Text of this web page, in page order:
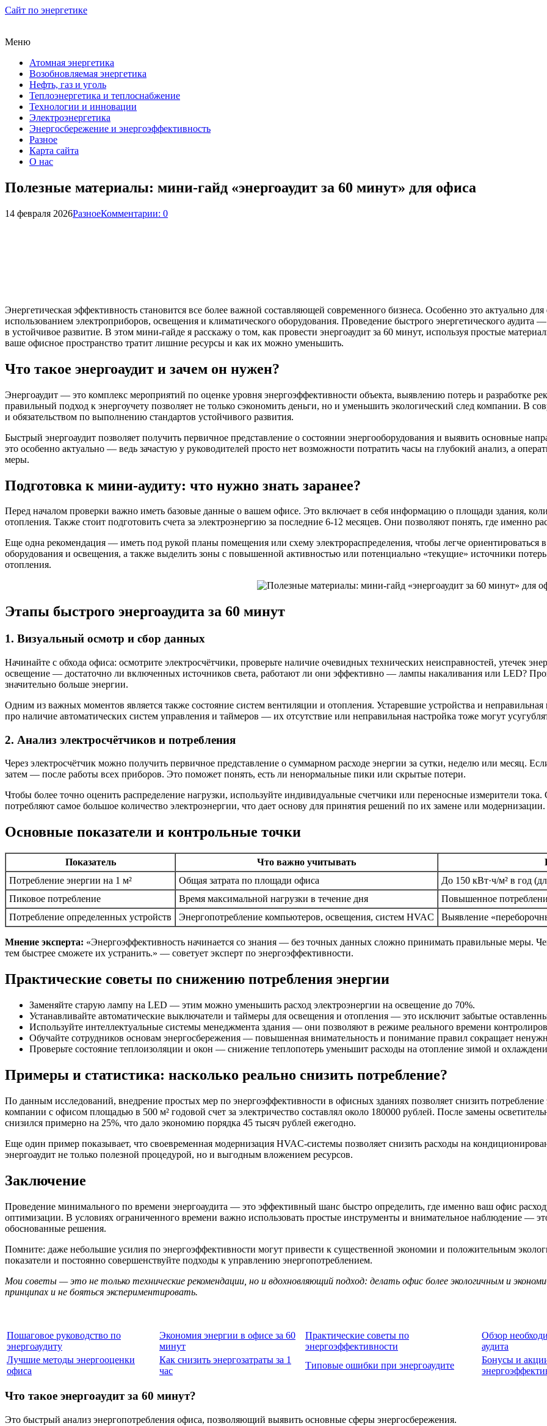
Сайт по энергетике
Меню
Атомная энергетика
Возобновляемая энергетика
Нефть, газ и уголь
Теплоэнергетика и теплоснабжение
Технологии и инновации
Электроэнергетика
Энергосбережение и энергоэффективность
Разное
Карта сайта
О нас
Полезные материалы: мини-гайд «энергоаудит за 60 минут» для офиса
14 февраля 2026РазноеКомментарии: 0
Энергетическая эффективность становится все более важной составляющей современного бизнеса. Особенно это актуально
использованием электроприборов, освещения и климатического оборудования. Проведение быстрого энергетического аудита
в устойчивое развитие. В этом мини-гайде я расскажу о том, как провести энергоаудит за 60 минут, используя простые
ваше офисное пространство тратит лишние ресурсы и как их можно уменьшить.
Что такое энергоаудит и зачем он нужен?
Энергоаудит — это комплекс мероприятий по оценке уровня энергоэффективности объекта, выявлению потерь и
правильный подход к энергоучету позволяет не только сэкономить деньги, но и уменьшить экологический след компании. В
и обязательством по выполнению стандартов устойчивого развития.
Быстрый энергоаудит позволяет получить первичное представление о состоянии энергооборудования и выявить основные
это особенно актуально — ведь зачастую у руководителей просто нет возможности потратить часы на глубокий анализ, а
меры.
Подготовка к мини-аудиту: что нужно знать заранее?
Перед началом проверки важно иметь базовые данные о вашем офисе. Это включает в себя информацию о площади здания,
отопления. Также стоит подготовить счета за электроэнергию за последние 6-12 месяцев. Они позволяют понять, где именно
Еще одна рекомендация — иметь под рукой планы помещения или схему электрораспределения, чтобы легче ориентироваться
оборудования и освещения, а также выделить зоны с повышенной активностью или потенциально «текущие» источники
отопления.
Этапы быстрого энергоаудита за 60 минут
1. Визуальный осмотр и сбор данных
Начинайте с обхода офиса: осмотрите электросчётчики, проверьте наличие очевидных технических неисправностей, утечек
освещение — достаточно ли включенных источников света, работают ли они эффективно — лампы накаливания или LED?
значительно больше энергии.
Одним из важных моментов является также состояние систем вентиляции и отопления. Устаревшие устройства и
про наличие автоматических систем управления и таймеров — их отсутствие или неправильная настройка тоже могут
2. Анализ электросчётчиков и потребления
Через электросчётчик можно получить первичное представление о суммарном расходе энергии за сутки, неделю или месяц.
затем — после работы всех приборов. Это поможет понять, есть ли ненормальные пики или скрытые потери.
Чтобы более точно оценить распределение нагрузки, используйте индивидуальные счетчики или переносные измерители
потребляют самое большое количество электроэнергии, что дает основу для принятия решений по их замене или модернизации.
Основные показатели и контрольные точки
Показатель Что важно учитывать
Потребление энергии на 1 м²
Общая затрата по площади офиса
До 150 кВт·ч/м² в год
Пиковое потребление
Время максимальной нагрузки в течение дня
Повышенное
Потребление определенных устройств
Энергопотребление компьютеров, освещения, систем HVAC Выявление
Мнение эксперта: «Энергоэффективность начинается со знания — без точных данных сложно принимать правильные меры.
тем быстрее сможете их устранить.» — советует эксперт по энергоэффективности.
Практические советы по снижению потребления энергии
Заменяйте старую лампу на LED — этим можно уменьшить расход электроэнергии на освещение до 70%.
Устанавливайте автоматические выключатели и таймеры для освещения и отопления — это исключит забытые
Используйте интеллектуальные системы менеджмента здания — они позволяют в режиме реального времени
Обучайте сотрудников основам энергосбережения — повышенная внимательность и понимание правил сокращает
Проверьте состояние теплоизоляции и окон — снижение теплопотерь уменьшит расходы на отопление зимой и
Примеры и статистика: насколько реально снизить потребление?
По данным исследований, внедрение простых мер по энергоэффективности в офисных зданиях позволяет снизить
компании с офисом площадью в 500 м² годовой счет за электричество составлял около 180000 рублей. После замены
снизился примерно на 25%, что дало экономию порядка 45 тысяч рублей ежегодно.
Еще один пример показывает, что своевременная модернизация HVAC-системы позволяет снизить расходы на
энергоаудит не только полезной процедурой, но и выгодным вложением ресурсов.
Заключение
Проведение минимального по времени энергоаудита — это эффективный шанс быстро определить, где именно ваш офис
оптимизации. В условиях ограниченного времени важно использовать простые инструменты и внимательное наблюдение —
обоснованные решения.
Помните: даже небольшие усилия по энергоэффективности могут привести к существенной экономии и положительным
показатели и постоянно совершенствуйте подходы к управлению энергопотреблением.
Мои советы — это не только технические рекомендации, но и вдохновляющий подход: делать офис более экологичным и
принципах и не бояться экспериментировать.
Пошаговое руководство по
энергоаудиту
Экономия энергии в офисе за 60
минут
Практические советы по
энергоэффективности
Обзор
аудитa
Лучшие методы энергооценки
офиса
Как снизить энергозатраты за 1
час
Типовые ошибки при энергоаудите
Бонусы и
Что такое энергоаудит за 60 минут?
Это быстрый анализ энергопотребления офиса, позволяющий выявить основные сферы энергосбережения.